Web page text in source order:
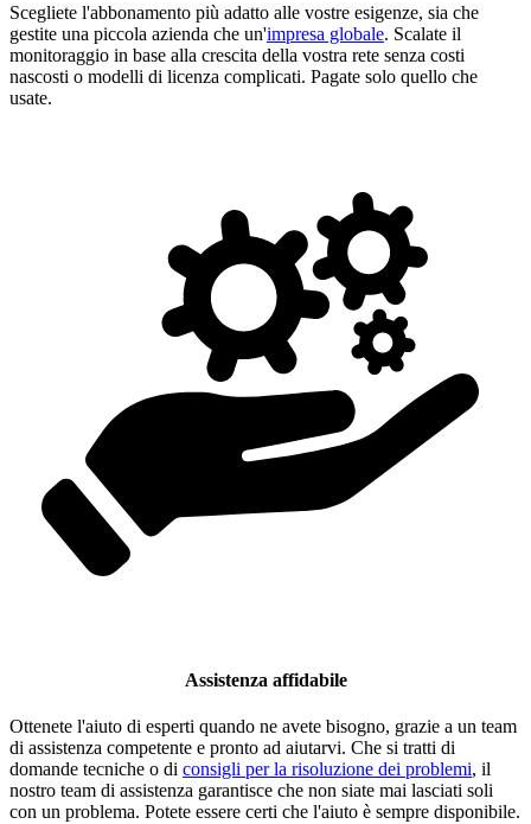
Scegliete l'abbonamento più adatto alle vostre esigenze, sia che
gestite una piccola azienda che un'impresa globale. Scalate il
monitoraggio in base alla crescita della vostra rete senza costi
nascosti o modelli di licenza complicati. Pagate solo quello che
usate.
Assistenza affidabile
Ottenete l'aiuto di esperti quando ne avete bisogno, grazie a un team
di assistenza competente e pronto ad aiutarvi. Che si tratti di
domande tecniche o di consigli per la risoluzione dei problemi, il
nostro team di assistenza garantisce che non siate mai lasciati soli
con un problema. Potete essere certi che l'aiuto è sempre disponibile.